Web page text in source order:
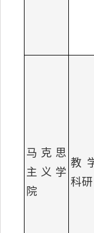
马克思
主义学
院
教
科研